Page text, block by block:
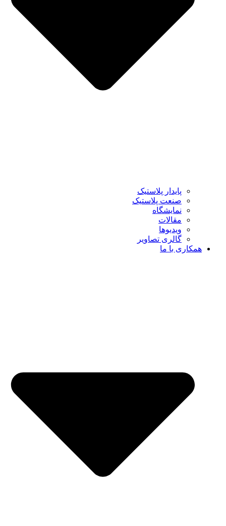
پایدار پلاستیک
صنعت پلاستیک
نمایشگاه
مقالات
ویدیوها
گالری تصاویر
همکاری با ما